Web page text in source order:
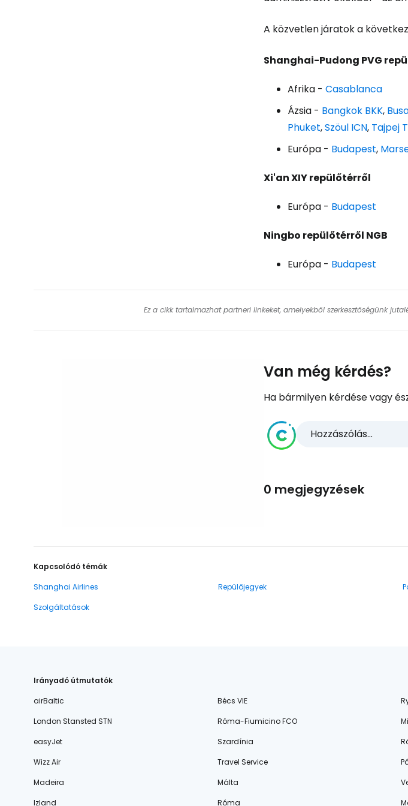
A közvetlen járatok a
Shanghai-Pudong PVG
Afrika - Casablanca
Ázsia - Bangkok BKK,
Phuket,Szöul ICN, Tajpej
Európa - Budapest,
Xi'an XIY repülőtérről
Európa - Budapest
Ningbo repülőtérről NGB
Európa - Budapest
Ez a cikk tartalmazhat partneri linkeket, amelyekből szerkesztőségünk
Van még kérdés?
Ha bármilyen kérdése vagy
Hozzászólás...
0 megjegyzések
Kapcsolódó témák
Shanghai Airlines
Repülőjegyek
Szolgáltatások
Irányadó útmutatók
airBaltic
Bécs VIE
London Stansted STN
Róma-Fiumicino FCO
easyJet
Szardínia
Wizz Air
Travel Service
Madeira
Málta
Izland
Róma